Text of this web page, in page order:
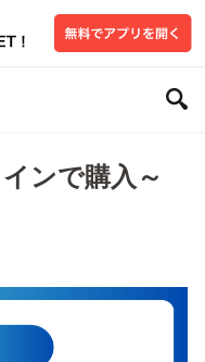
ンで購入～